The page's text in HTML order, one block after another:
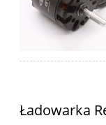
Ładowarka